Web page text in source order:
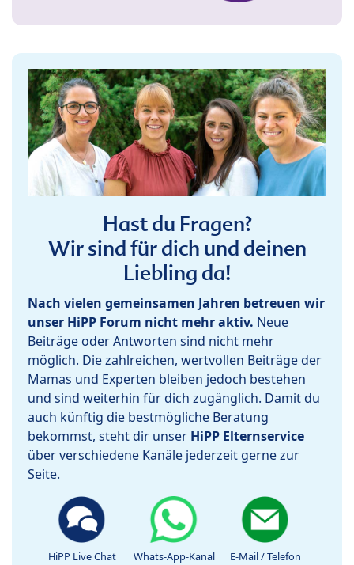
Hast du Fragen?
Wir sind für dich und deinen
Liebling da!
Nach vielen gemeinsamen Jahren betreuen wir
unser HiPP Forum nicht mehr aktiv. Neue
Beiträge oder Antworten sind nicht mehr
möglich. Die zahlreichen, wertvollen Beiträge der
Mamas und Experten bleiben jedoch bestehen
und sind weiterhin für dich zugänglich. Damit du
auch künftig die bestmögliche Beratung
bekommst, steht dir unser HiPP Elternservice
über verschiedene Kanäle jederzeit gerne zur
Seite.
HiPP Live Chat Whats-App-Kanal E-Mail / Telefon